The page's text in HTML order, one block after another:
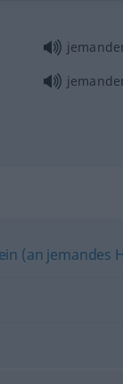
(an jemandes